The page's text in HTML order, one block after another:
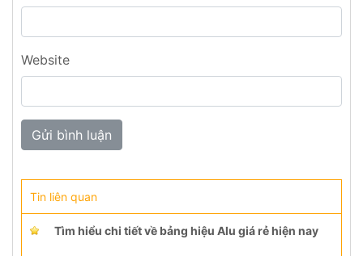
Website
Tin liên quan
Tìm hiểu chi tiết về bảng hiệu Alu giá rẻ hiện nay